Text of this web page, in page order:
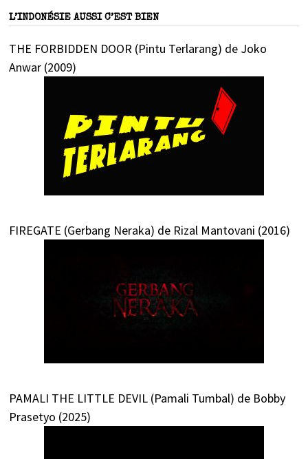
L’INDONÉSIE AUSSI C’EST BIEN
THE FORBIDDEN DOOR (Pintu Terlarang) de Joko
Anwar (2009)
FIREGATE (Gerbang Neraka) de Rizal Mantovani (2016)
PAMALI THE LITTLE DEVIL (Pamali Tumbal) de Bobby
Prasetyo (2025)